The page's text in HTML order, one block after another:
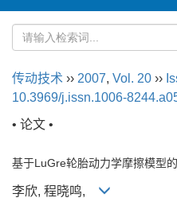
传动技术 ›› 2007, Vol. 20 ››
10.3969/j.issn.1006-
• 论文 •
基于LuGre轮胎动力学摩擦模型
李欣, 程晓鸣,